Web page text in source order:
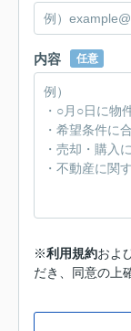
内容 任意
※利用規約およ
だき、同意の上